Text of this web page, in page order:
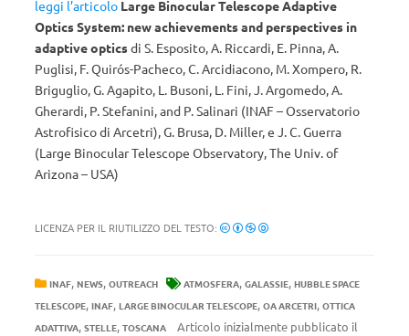
leggi l’articolo Large Binocular Telescope Adaptive
Optics System: new achievements and perspectives in
adaptive opticsdi S. Esposito, A. Riccardi, E. Pinna, A.
Puglisi, F. Quirós-Pacheco, C. Arcidiacono, M. Xompero, R.
Briguglio, G. Agapito, L. Busoni, L. Fini, J. Argomedo, A.
Gherardi, P. Stefanini, and P. Salinari (INAF – Osservatorio
Astrofisico di Arcetri), G. Brusa, D. Miller, e J. C. Guerra
(Large Binocular Telescope Observatory, The Univ. of
Arizona – USA)
LICENZA PER IL RIUTILIZZO DEL TESTO:
INAF, NEWS, OUTREACH ATMOSFERA, GALASSIE, HUBBLE SPACE
TELESCOPE, INAF, LARGE BINOCULAR TELESCOPE, OA ARCETRI, OTTICA
ADATTIVA, STELLE, TOSCANA
Articolo inizialmente pubblicato il